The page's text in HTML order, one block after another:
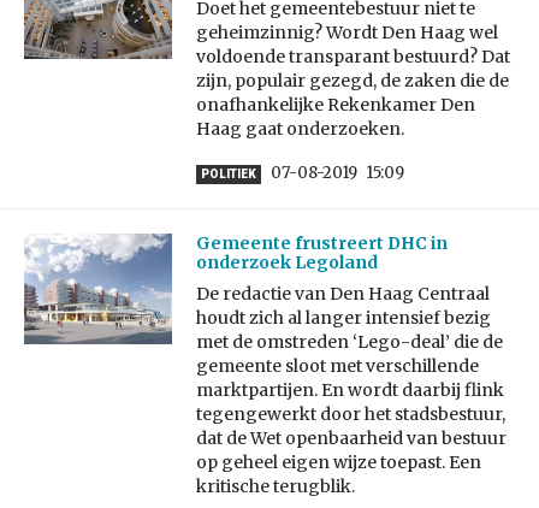
Doet het gemeentebestuur niet te
geheimzinnig? Wordt Den Haag wel
voldoende transparant bestuurd? Dat
zijn, populair gezegd, de zaken die de
onafhankelijke Rekenkamer Den
Haag gaat onderzoeken.
POLITIEK 07-08-2019 15:09
Gemeente frustreert DHC in
onderzoek Legoland
De redactie van Den Haag Centraal
houdt zich al langer intensief bezig
met de omstreden ‘Lego-deal’ die de
gemeente sloot met verschillende
marktpartijen. En wordt daarbij flink
tegengewerkt door het stadsbestuur,
dat de Wet openbaarheid van bestuur
op geheel eigen wijze toepast. Een
kritische terugblik.